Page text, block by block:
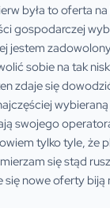
była to oferta
gospodarczej
jestem
sobie na tak
zdaje się
swojego
tylko tyle, że
się stąd
nowe oferty biją